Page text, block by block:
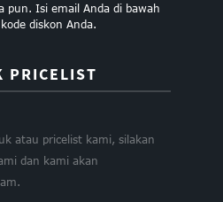
pun. Isi email Anda di bawah
diskon Anda.
PRICELIST
atau pricelist kami, silakan
dan kami akan